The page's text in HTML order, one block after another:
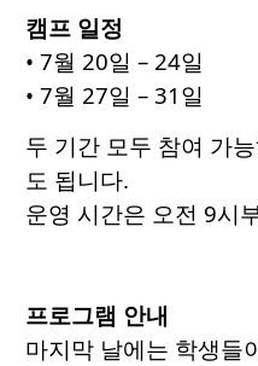
캠프 일정
• 7월 20일 – 24일
• 7월 27일 – 31일
두 기간 모두 참여 가
도 됩니다.
운영 시간은 오전 9시
프로그램 안내
마지막 날에는 학생들